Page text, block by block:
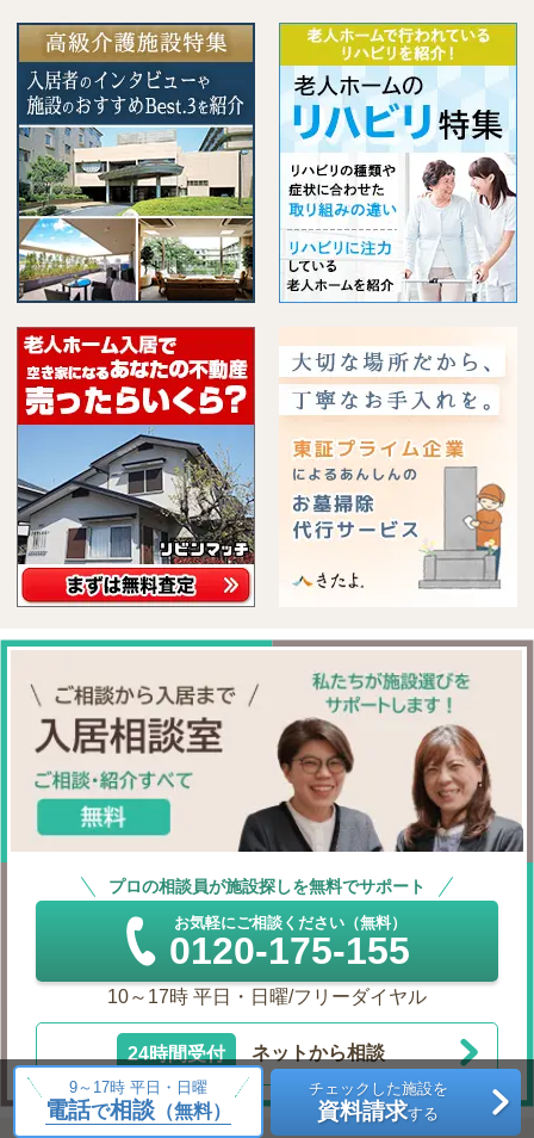
9～17時 平日・日曜
電話で相談（無料）
チェックした施設を
資料請求する
プロの相談員が施設探しを無料でサポート
お気軽にご相談ください（無料）
0120-175-155
10～17時 平日・日曜/フリーダイヤル
24時間受付 ネットから相談